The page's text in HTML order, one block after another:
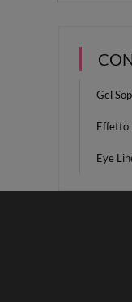
Gel
Effetto
Eye